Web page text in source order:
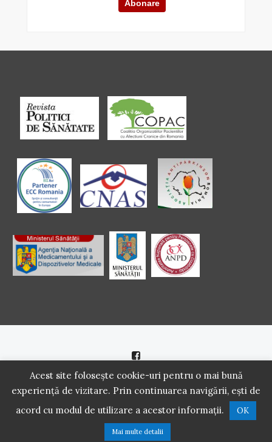
Politică de cookie |Politică de confidenţialitate
2016 - 2021 Copyright. Scoala Pacientilor - QUINN Media SRL.
Acest site folosește cookie-uri pentru o mai bună
experiență de vizitare. Prin continuarea navigării, ești de
acord cu modul de utilizare a acestor informații.
OK
Mai multe detalii